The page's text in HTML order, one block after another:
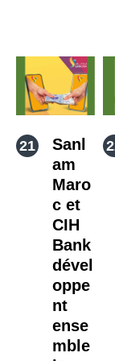
Sanl
am
Maro
c et
CIH
Bank
dével
oppe
nt
ense
mble